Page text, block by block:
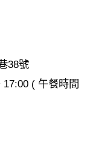
38號
( 午餐時間